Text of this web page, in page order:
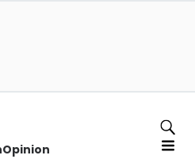
Opinion